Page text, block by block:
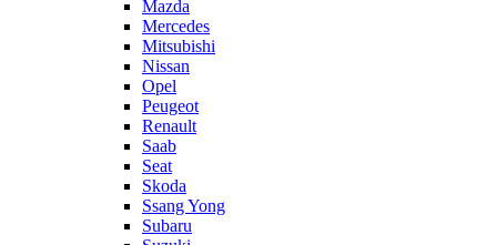
Mazda
Mercedes
Mitsubishi
Nissan
Opel
Peugeot
Renault
Saab
Seat
Skoda
Ssang Yong
Subaru